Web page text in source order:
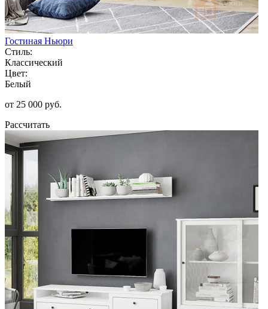
Гостиная Ньюри
Стиль:
Классический
Цвет:
Белый
от 25 000 руб.
Рассчитать